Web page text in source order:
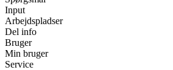
Input
Arbejdspladser
Del info
Bruger
Min bruger
Service